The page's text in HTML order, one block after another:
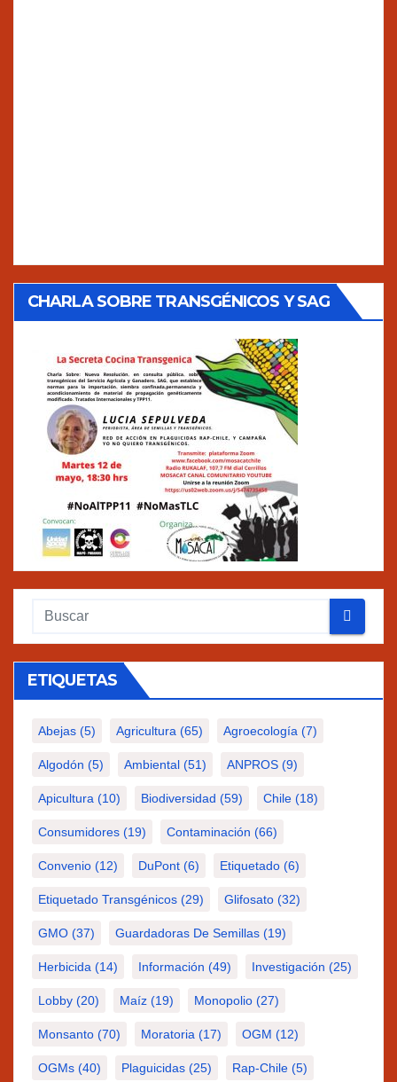
CHARLA SOBRE TRANSGÉNICOS Y SAG
ETIQUETAS
Abejas (5) Agricultura (65) Agroecología (7)
Algodón (5) Ambiental (51) ANPROS (9)
Apicultura (10) Biodiversidad (59) Chile (18)
Consumidores (19) Contaminación (66)
Convenio (12) DuPont (6) Etiquetado (6)
Etiquetado Transgénicos (29) Glifosato (32)
GMO (37) Guardadoras De Semillas (19)
Herbicida (14) Información (49) Investigación (25)
Lobby (20) Maíz (19) Monopolio (27)
Monsanto (70) Moratoria (17) OGM (12)
OGMs (40) Plaguicidas (25) Rap-Chile (5)